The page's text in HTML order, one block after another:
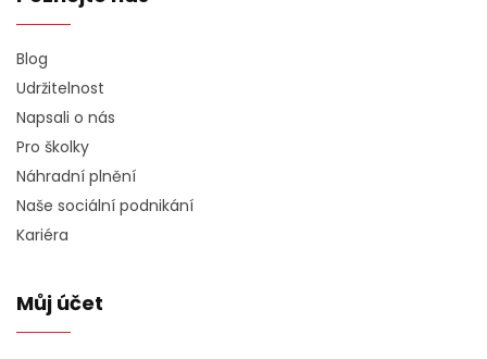
Blog
Udržitelnost
Napsali o nás
Pro školky
Náhradní plnění
Naše sociální podnikání
Kariéra
Můj účet